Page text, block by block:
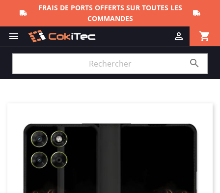
FRAIS DE PORTS OFFERTS SUR TOUTES LES
COMMANDES
 shopping_cart

